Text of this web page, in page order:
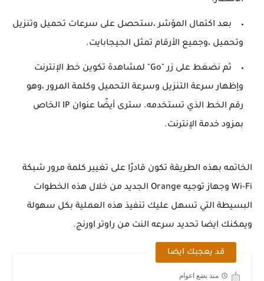
بعد اكتمال المؤشر ،ستحصل على سرعات تحميل وتنزيل
وتحميل ،وجميع الأرقام تمثل الجيجابايت.
ثم نضغط على زر "Go" لمشاهدة تكوين خط الإنترنت
وإظهار سرعة التنزيل وسرعة التحميل وكلمة المرور ،وهو
رقم الخط الذي تستخدمه. سترى أيضًا عنوان IP الخاص
بمزود خدمة الإنترنت.
الخاتمه بهذه الطريقة تكون قادرًا على تغيير كلمة مرور شبكة
Wi-Fi وجهاز توجيه Orange الجديد من خلال هذه الخطوات
البسيطة التي تسهل عليك تنفيذ هذه العملية بكل سهولة
ويمكنك ايضا تحديد سرعه النت من راوتر اورنج.
قد يعجبك ايضا
منذ بضع اعوام